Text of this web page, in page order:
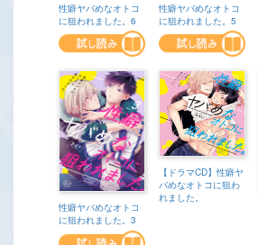
性癖ヤバめなオトコ
に狙われました。6
性癖ヤバめなオトコ
に狙われました。5
性癖ヤバめなオトコ
に狙われました。3
【ドラマCD】性癖ヤ
バめなオトコに狙わ
れました。